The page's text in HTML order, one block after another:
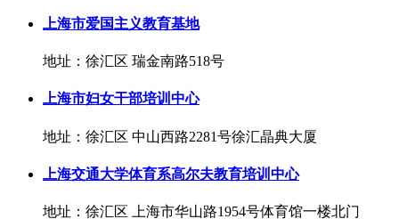
上海市爱国主义教育基地
地址：徐汇区 瑞金南路518号
上海市妇女干部培训中心
地址：徐汇区 中山西路2281号徐汇晶典大厦
上海交通大学体育系高尔夫教育培训中心
地址：徐汇区 上海市华山路1954号体育馆一楼北门